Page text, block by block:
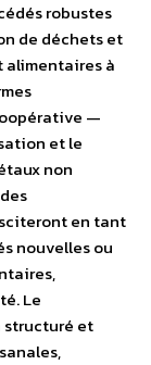
robustes
de déchets et
à
—
et le
non
en tant
nouvelles ou
Le
structuré et